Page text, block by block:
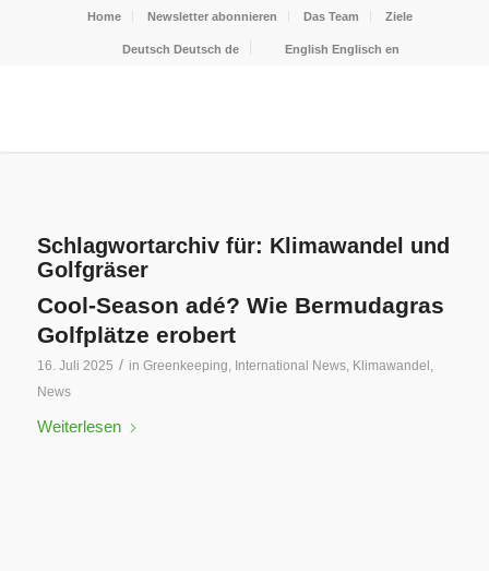
Home Newsletter abonnieren Das Team Ziele
Deutsch Deutsch de English Englisch en
Schlagwortarchiv für: Klimawandel und
Golfgräser
Cool-Season adé? Wie Bermudagras
Golfplätze erobert
16. Juli 2025 / in Greenkeeping, International News, Klimawandel ,
News
Weiterlesen